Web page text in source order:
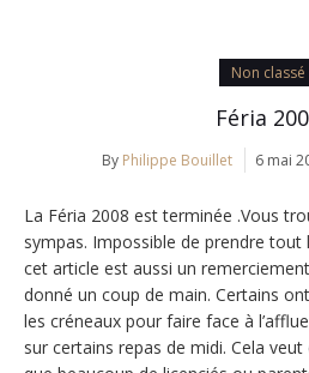
Non classé
Féria
By Philippe Bouillet 6 mai
La Féria 2008 est terminée .Vous
sympas. Impossible de prendre
cet article est aussi un
donné un coup de main. Certains
les créneaux pour faire face à
sur certains repas de midi. Cela